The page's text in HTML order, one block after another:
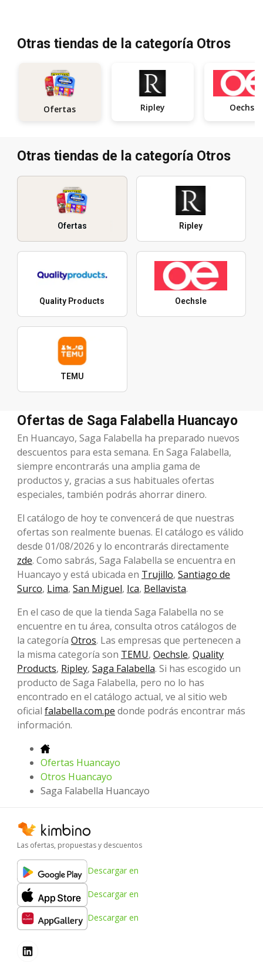
Otras tiendas de la categoría Otros
Ofertas Ripley Oechsle
Otras tiendas de la categoría Otros
Ofertas Ripley
Quality Products Oechsle
TEMU
Ofertas de Saga Falabella Huancayo
En Huancayo, Saga Falabella ha preparado nuevos
descuentos para esta semana. En Saga Falabella,
siempre encontrarás una amplia gama de
productos y, gracias a sus habituales ofertas
especiales, también podrás ahorrar dinero.
El catálogo de hoy te convencerá de que nuestras
ofertas son realmente buenas. El catálogo es válido
desde 01/08/2026 y lo encontrarás directamente
zde. Como sabrás, Saga Falabella se encuentra en
Huancayo y está ubicada en Trujillo, Santiago de
Surco, Lima, San Miguel, Ica, Bellavista.
En el caso de que la tienda Saga Falabella no se
encuentre en tu área, consulta otros catálogos de
la categoría Otros. Las empresas que pertenecen a
la misma categoría son TEMU, Oechsle, Quality
Products, Ripley, Saga Falabella. Si has escogido un
producto de Saga Falabella, pero no lo has
encontrado en el catálogo actual, ve al sitio web
oficial falabella.com.pe donde podrás encontrar más
información.
Ofertas Huancayo
Otros Huancayo
Saga Falabella Huancayo
Las ofertas, propuestas y descuentos
Descargar en
Descargar en
Descargar en